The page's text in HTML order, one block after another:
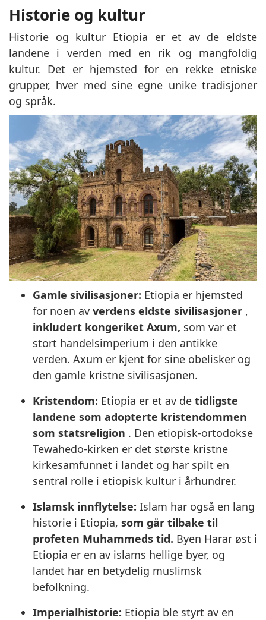
Historie og kultur
Historie og kultur Etiopia er et av de eldste
landene i verden med en rik og mangfoldig
kultur. Det er hjemsted for en rekke etniske
grupper, hver med sine egne unike tradisjoner
og språk.
Gamle sivilisasjoner: Etiopia er hjemsted
for noen av verdens eldste sivilisasjoner ,
inkludert kongeriket Axum, som var et
stort handelsimperium i den antikke
verden. Axum er kjent for sine obelisker og
den gamle kristne sivilisasjonen.
Kristendom: Etiopia er et av de tidligste
landene som adopterte kristendommen
som statsreligion . Den etiopisk-ortodokse
Tewahedo-kirken er det største kristne
kirkesamfunnet i landet og har spilt en
sentral rolle i etiopisk kultur i århundrer.
Islamsk innflytelse: Islam har også en lang
historie i Etiopia, som går tilbake til
profeten Muhammeds tid. Byen Harar øst i
Etiopia er en av islams hellige byer, og
landet har en betydelig muslimsk
befolkning.
Imperialhistorie: Etiopia ble styrt av en